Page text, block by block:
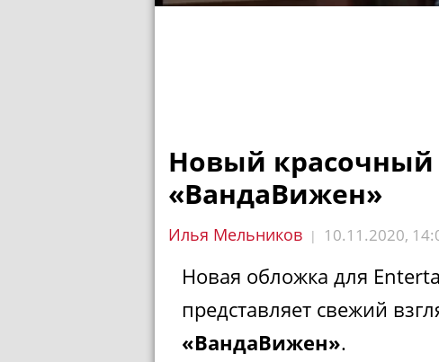
Новый красочный
«ВандаВижен»
Илья Мельников | 10.11.2020,
Новая обложка для
представляет свежий
«ВандаВижен».